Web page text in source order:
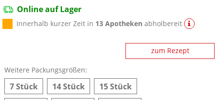
Online auf Lager
Innerhalb kurzer Zeit in 13 Apotheken abholbereit
zum Rezept
Weitere Packungsgrößen:
7 Stück 14 Stück
15 Stück